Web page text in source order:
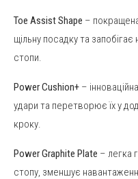
Toe Assist Shape –
щільну посадку та
стопи.
Power Cushion+ –
удари та перетворює їх у
кроку.
Power Graphite Plate – легка
стопу, зменшує